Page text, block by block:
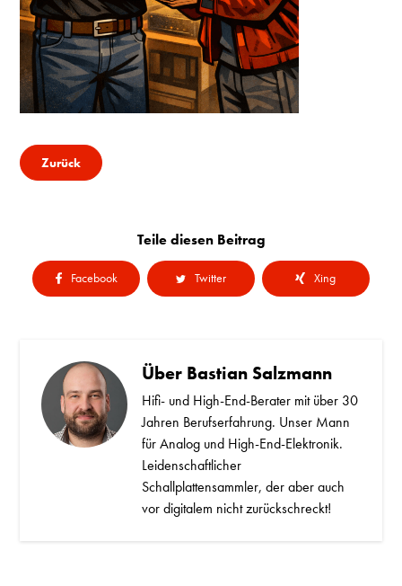
Zurück
Teile diesen Beitrag
Facebook Twitter Xing
Über Bastian Salzmann
Hifi- und High-End-Berater mit über 30
Jahren Berufserfahrung. Unser Mann
für Analog und High-End-Elektronik.
Leidenschaftlicher
Schallplattensammler, der aber auch
vor digitalem nicht zurückschreckt!